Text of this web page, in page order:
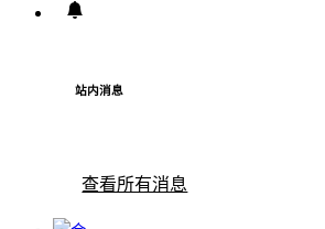
站内消息
查看所有消息